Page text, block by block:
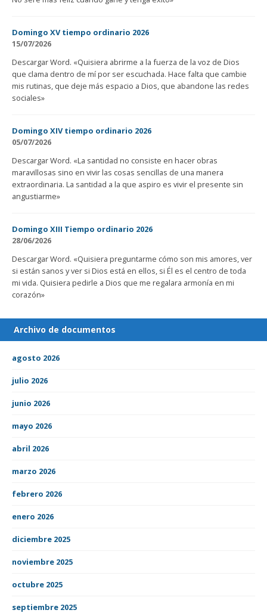
Domingo XV tiempo ordinario 2026
15/07/2026
Descargar Word. «Quisiera abrirme a la fuerza de la voz de Dios
que clama dentro de mí por ser escuchada. Hace falta que cambie
mis rutinas, que deje más espacio a Dios, que abandone las redes
sociales»
Domingo XIV tiempo ordinario 2026
05/07/2026
Descargar Word. «La santidad no consiste en hacer obras
maravillosas sino en vivir las cosas sencillas de una manera
extraordinaria. La santidad a la que aspiro es vivir el presente sin
angustiarme»
Domingo XIII Tiempo ordinario 2026
28/06/2026
Descargar Word. «Quisiera preguntarme cómo son mis amores, ver
si están sanos y ver si Dios está en ellos, si Él es el centro de toda
mi vida. Quisiera pedirle a Dios que me regalara armonía en mi
corazón»
Archivo de documentos
agosto 2026
julio 2026
junio 2026
mayo 2026
abril 2026
marzo 2026
febrero 2026
enero 2026
diciembre 2025
noviembre 2025
octubre 2025
septiembre 2025